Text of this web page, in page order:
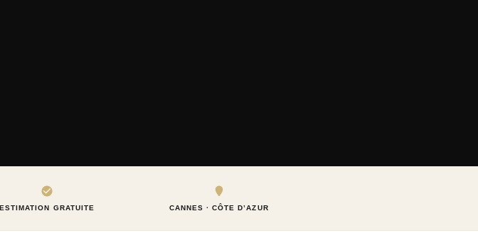
ESTIMATION GRATUITE CANNES · CÔTE D’AZUR